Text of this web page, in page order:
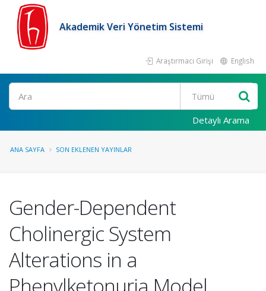
Akademik Veri Yönetim Sistemi
Araştırmacı Girişi English
Ara
Detaylı Arama
ANA SAYFA SON EKLENEN YAYINLAR
Gender-Dependent
Cholinergic System
Alterations in a